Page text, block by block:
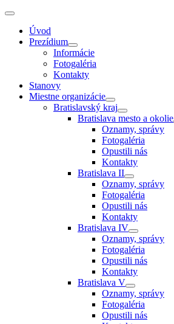
Úvod
Prezídium
Informácie
Fotogaléria
Kontakty
Stanovy
Miestne organizácie
Bratislavský kraj
Bratislava mesto a okolie
Oznamy, správy
Fotogaléria
Opustili nás
Kontakty
Bratislava II
Oznamy, správy
Fotogaléria
Opustili nás
Kontakty
Bratislava IV
Oznamy, správy
Fotogaléria
Opustili nás
Kontakty
Bratislava V
Oznamy, správy
Fotogaléria
Opustili nás